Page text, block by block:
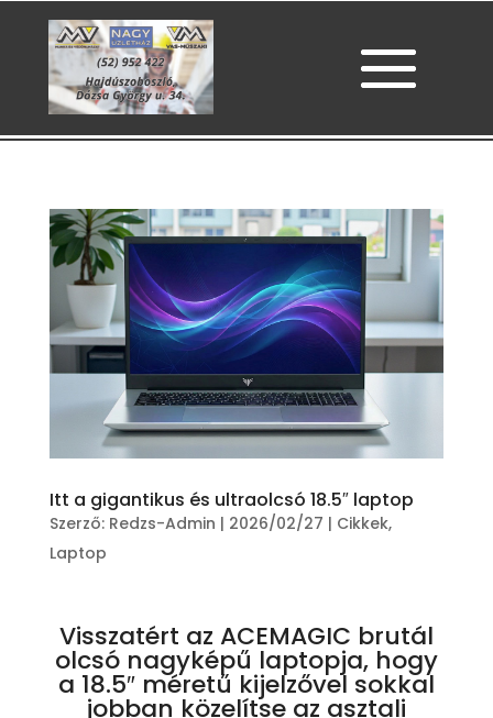
Itt a gigantikus és ultraolcsó 18.5″ laptop
Szerző: Redzs-Admin | 2026/02/27 | Cikkek,
Laptop
Visszatért az ACEMAGIC brutál
olcsó nagyképű laptopja, hogy
a 18.5″ méretű kijelzővel sokkal
jobban közelítse az asztali